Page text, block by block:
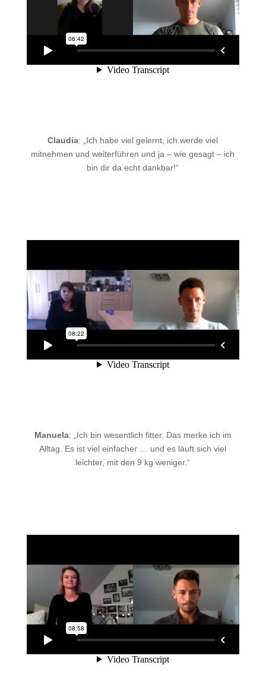
Claudia:
„Ich habe viel gelernt, ich werde viel
mitnehmen und weiterführen und ja – wie gesagt – ich
bin dir da echt dankbar!“
Manuela:
„Ich bin wesentlich fitter. Das merke ich im
Alltag. Es ist viel einfacher … und es läuft sich viel
leichter, mit den 9 kg weniger.“